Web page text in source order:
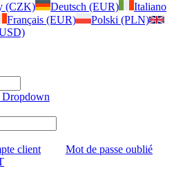
(CZK) Deutsch (EUR)
Italiano
Français (EUR)
Polski (PLN)
Dropdown
client
Mot de passe oublié